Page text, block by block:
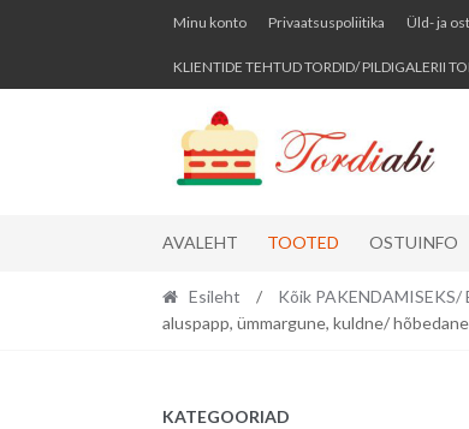
Skip
navigation
Skip
content
Minu konto Privaatsuspoliitika Üld- ja
KLIENTIDE TEHTUD TORDID/ PILDIGALERII
AVALEHT TOOTED OSTUINFO
Esileht / Kõik PAKENDAMISEKS/
aluspapp, ümmargune, kuldne/
KATEGOORIAD